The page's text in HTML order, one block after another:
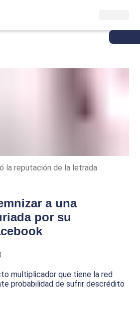
la reputación de la letrada
a una
por su
multiplicador que tiene la red
probabilidad de sufrir descrédito